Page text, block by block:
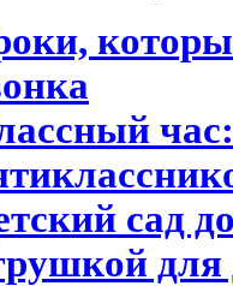
сад
для